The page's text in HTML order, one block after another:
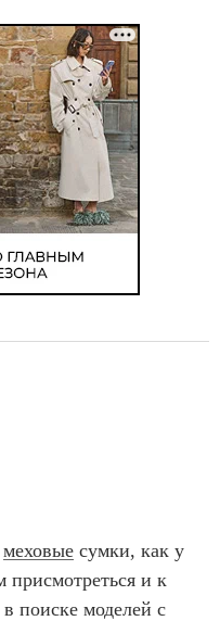
меховые сумки, как у
присмотреться и к
поиске моделей с